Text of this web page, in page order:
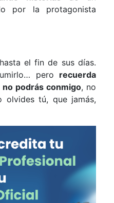
por la protagonista
el fin de sus días.
pero recuerda
no podrás conmigo, no
tú, que jamás,